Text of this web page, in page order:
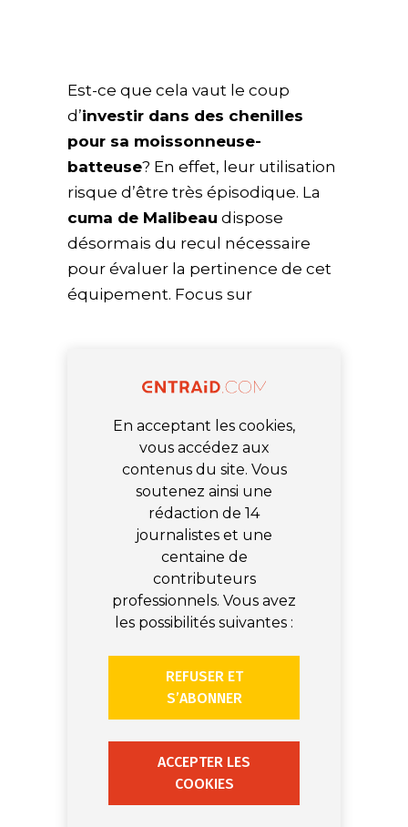
Est-ce que cela vaut le coup
d’investir dans des chenilles
pour sa moissonneuse-
batteuse? En effet, leur utilisation
risque d’être très épisodique. La
cuma de Malibeau dispose
désormais du recul nécessaire
pour évaluer la pertinence de cet
équipement. Focus sur
En acceptant les cookies,
vous accédez aux
contenus du site. Vous
soutenez ainsi une
rédaction de 14
journalistes et une
centaine de
contributeurs
professionnels. Vous avez
les possibilités suivantes :
REFUSER ET
S’ABONNER
ACCEPTER LES
COOKIES